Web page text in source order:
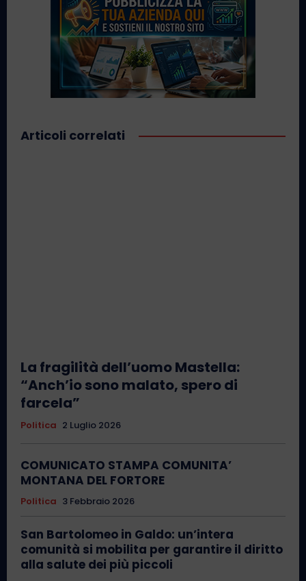
Articoli correlati
La fragilità dell’uomo Mastella:
“Anch’io sono malato, spero di
farcela”
Politica 2 Luglio 2026
COMUNICATO STAMPA COMUNITA’
MONTANA DEL FORTORE
Politica 3 Febbraio 2026
San Bartolomeo in Galdo: un’intera
comunità si mobilita per garantire il diritto
alla salute dei più piccoli